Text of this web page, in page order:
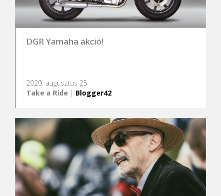
DGR Yamaha akció!
2020. augusztus 25.
Take a Ride | Blogger42